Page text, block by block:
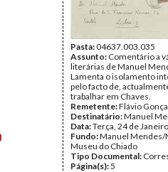
Pasta:04637.003.035
Assunto: Comentário a
literárias de Manuel
Lamenta o isolamento
pelo facto de,
trabalhar em Chaves.
Remetente:Flávio
Destinatário:Manuel
Data:Terça, 24 de
Fundo:Manuel Mendes/
Museu do Chiado
Tipo Documental:
Página(s):5